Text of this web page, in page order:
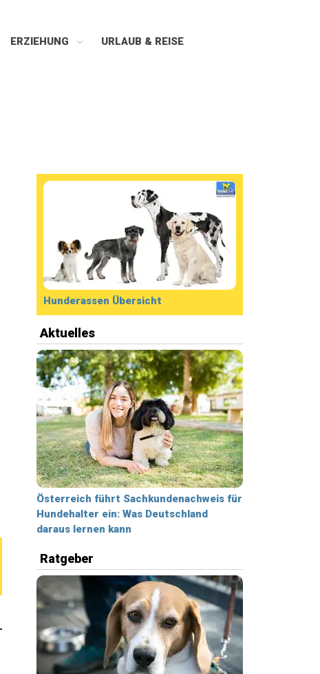
ERZIEHUNG URLAUB & REISE
Hunderassen Übersicht
Aktuelles
Österreich führt Sachkundenachweis für
Hundehalter ein: Was Deutschland
daraus lernen kann
Ratgeber